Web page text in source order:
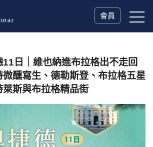
會員
日｜維也納進布拉格出不走回
醺寫生、德勒斯登、布拉格五星
斯與布拉格精品街